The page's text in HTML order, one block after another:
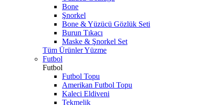
Bone
Şnorkel
Bone & Yüzücü Gözlük Seti
Burun Tıkacı
Maske & Şnorkel Set
Tüm Ürünler Yüzme
Futbol
Futbol
Futbol Topu
Amerikan Futbol Topu
Kaleci Eldiveni
Tekmelik